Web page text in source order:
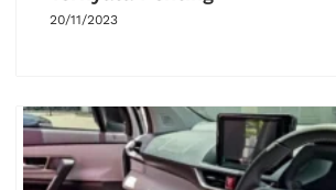
20/11/2023